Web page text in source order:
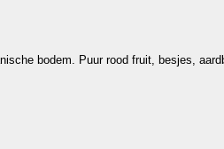
bodem. Puur rood fruit, besjes,